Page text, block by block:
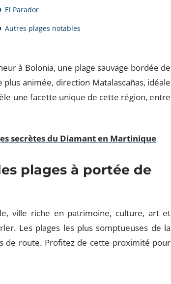
El Parador
Autres plages notables
à Bolonia, une plage sauvage bordée de
animée, direction Matalascañas, idéale
une facette unique de cette région, entre
secrètes du Diamant en Martinique
plages à portée de
ville riche en patrimoine, culture, art et
Les plages les plus somptueuses de la
de route. Profitez de cette proximité pour